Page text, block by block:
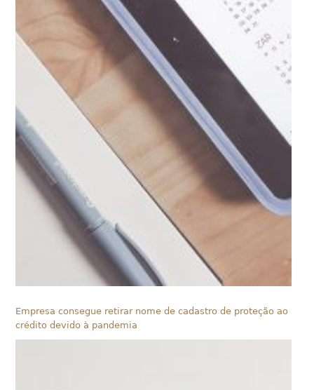
Empresa consegue retirar nome de cadastro de proteção ao
crédito devido à pandemia